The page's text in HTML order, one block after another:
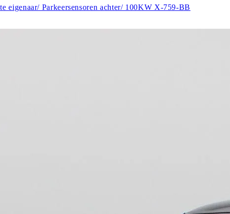
Parkeersensoren achter/ 100KW X-759-BB